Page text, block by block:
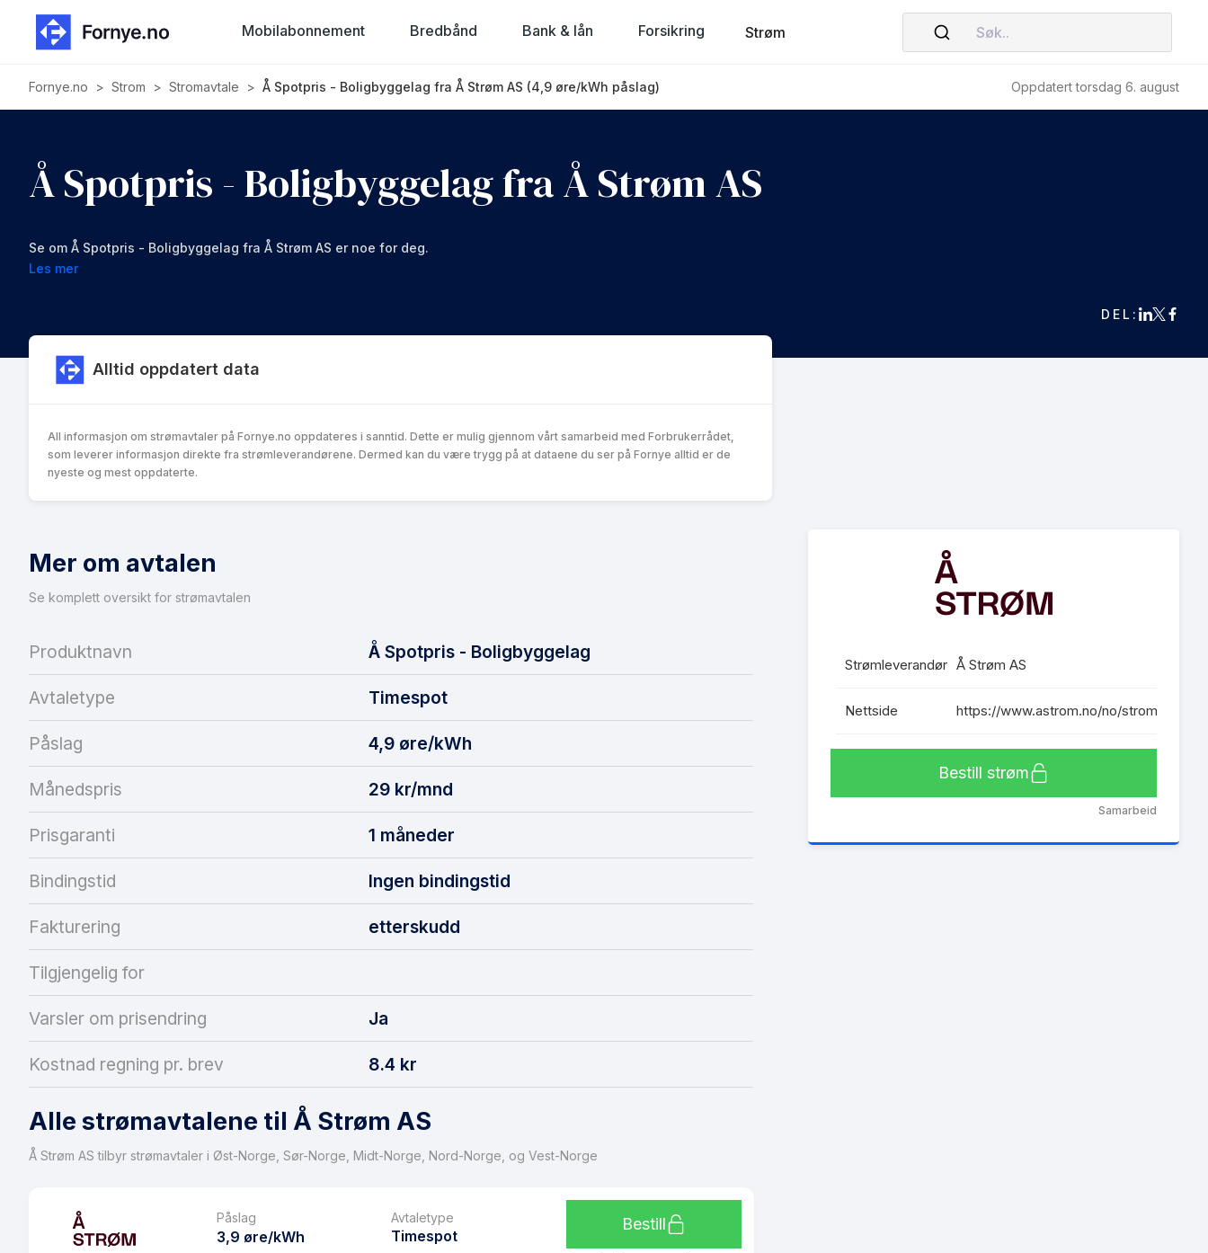
Mobilabonnement Bredbånd Bank & lån Forsikring Strøm Søk..
Fornye.no > Strom > Stromavtale > Å Spotpris - Boligbyggelag fra Å Strøm AS (4,9 øre/kWh påslag) Oppdatert torsdag 6. august
Å Spotpris - Boligbyggelag fra Å Strøm AS
Se om Å Spotpris - Boligbyggelag fra Å Strøm AS er noe for deg.
Les mer
DEL:
Alltid oppdatert data
All informasjon om strømavtaler på Fornye.no oppdateres i sanntid. Dette er mulig gjennom vårt samarbeid med Forbrukerrådet,
som leverer informasjon direkte fra strømleverandørene. Dermed kan du være trygg på at dataene du ser på Fornye alltid er de
nyeste og mest oppdaterte.
Mer om avtalen
Se komplett oversikt for strømavtalen
Produktnavn Å Spotpris - Boligbyggelag
Avtaletype Timespot
Påslag 4,9 øre/kWh
Månedspris 29 kr/mnd
Prisgaranti 1 måneder
Bindingstid Ingen bindingstid
Fakturering etterskudd
Tilgjengelig for
Varsler om prisendring Ja
Kostnad regning pr. brev 8.4 kr
Alle strømavtalene til Å Strøm AS
Å Strøm AS tilbyr strømavtaler i Øst-Norge, Sør-Norge, Midt-Norge, Nord-Norge, og Vest-Norge
Påslag
3,9 øre/kWh
Avtaletype
Timespot
Bestill
Strømleverandør Å Strøm AS
Nettside https://www.astrom.no/no/stromavtaler/
Bestill strøm
Samarbeid